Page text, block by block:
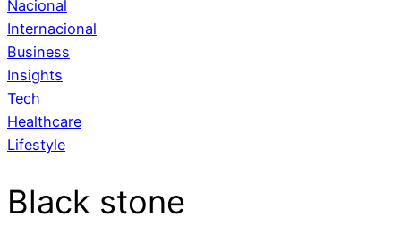
Nacional
Internacional
Business
Insights
Tech
Healthcare
Lifestyle
Black stone